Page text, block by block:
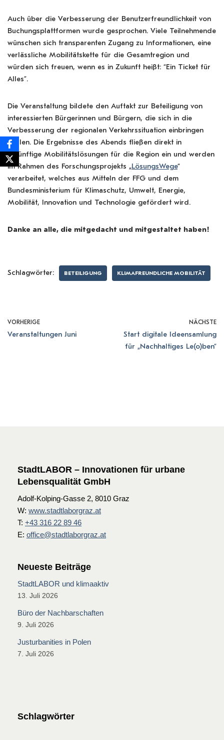
Auch über die Verbesserung der Benutzerfreundlichkeit von
Buchungsplattformen wurde gesprochen. Viele Teilnehmende
wünschen sich transparenten Zugang zu Informationen, eine
verlässliche Mobilitätskette für die Gesamtregion und
würden sich freuen, wenn es in Zukunft heißt: “Ein Ticket für
Alles”.
Die Veranstaltung bildete den Auftakt zur Beteiligung von
interessierten Bürgerinnen und Bürgern, die sich in die
Verbesserung der regionalen Verkehrssituation einbringen
wollen. Die Ergebnisse des Abends fließen direkt in
zukünftige Mobilitätslösungen für die Region ein und werden
im Rahmen des Forschungsprojekts „LösungsWege“
verarbeitet, welches aus Mitteln der FFG und dem
Bundesministerium für Klimaschutz, Umwelt, Energie,
Mobilität, Innovation und Technologie gefördert wird.
Danke an alle, die mitgedacht und mitgestaltet haben!
Schlagwörter: BETEILIGUNG KLIMAFREUNDLICHE MOBILITÄT
VORHERIGE
Veranstaltungen Juni
NÄCHSTE
Start digitale Ideensamlung
für „Nachhaltiges Le(o)ben“
StadtLABOR – Innovationen für urbane
Lebensqualität GmbH
Adolf-Kolping-Gasse 2, 8010 Graz
W: www.stadtlaborgraz.at
T: +43 316 22 89 46
E: office@stadtlaborgraz.at
Neueste Beiträge
StadtLABOR und klimaaktiv
13. Juli 2026
Büro der Nachbarschaften
9. Juli 2026
Justurbanities in Polen
7. Juli 2026
Schlagwörter